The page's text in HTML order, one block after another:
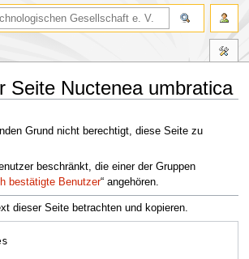
Seite Nuctenea umbratica
Grund nicht berechtigt, diese Seite zu
beschränkt, die einer der Gruppen
bestätigte Benutzer“ angehören.
dieser Seite betrachten und kopieren.